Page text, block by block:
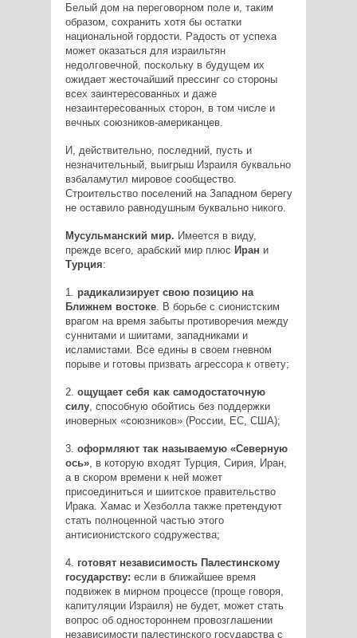
Белый дом на переговорном поле и, таким
образом, сохранить хотя бы остатки
национальной гордости. Радость от успеха
может оказаться для израильтян
недолговечной, поскольку в будущем их
ожидает жесточайший прессинг со стороны
всех заинтересованных и даже
незаинтересованных сторон, в том числе и
вечных союзников-американцев.
И, действительно, последний, пусть и
незначительный, выигрыш Израиля буквально
взбаламутил мировое сообщество.
Строительство поселений на Западном берегу
не оставило равнодушным буквально никого.
Мусульманский мир. Имеется в виду,
прежде всего, арабский мир плюс Иран и
Турция:
1. радикализирует свою позицию на
Ближнем востоке. В борьбе с сионистским
врагом на время забыты противоречия между
суннитами и шиитами, западниками и
исламистами. Все едины в своем гневном
порыве и готовы призвать агрессора к ответу;
2. ощущает себя как самодостаточную
силу, способную обойтись без поддержки
иноверных «союзников» (России, ЕС, США);
3. оформляют так называемую «Северную
ось», в которую входят Турция, Сирия, Иран,
а в скором времени к ней может
присоединиться и шиитское правительство
Ирака. Хамас и Хезболла также претендуют
стать полноценной частью этого
антисионистского содружества;
4. готовят независимость Палестинскому
государству: если в ближайшее время
подвижек в мирном процессе (проще говоря,
капитуляции Израиля) не будет, может стать
вопрос об одностороннем провозглашении
независимости палестинского государства с